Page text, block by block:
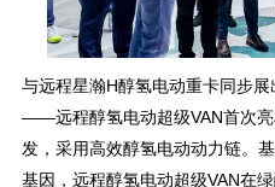
与远程星瀚H醇氢电动重卡同步
——远程醇氢电动超级VAN首次
发，采用高效醇氢电动动力链。
基因，远程醇氢电动超级VAN在